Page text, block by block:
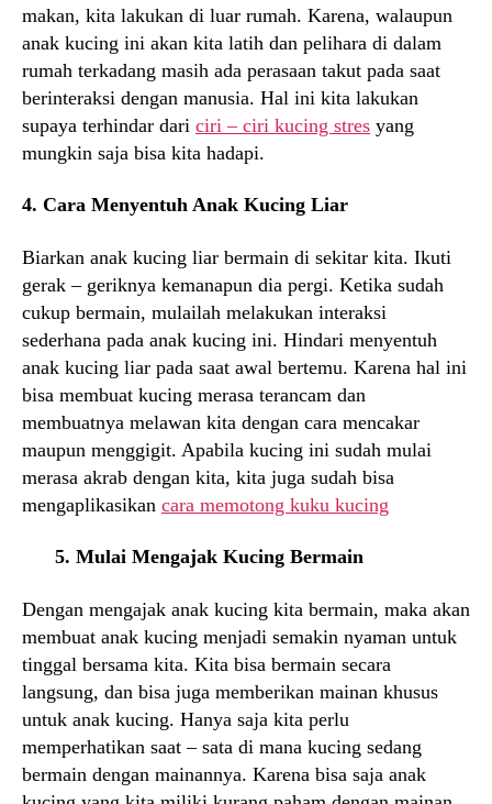
makan, kita lakukan di luar rumah. Karena, walaupun
anak kucing ini akan kita latih dan pelihara di dalam
rumah terkadang masih ada perasaan takut pada saat
berinteraksi dengan manusia. Hal ini kita lakukan
supaya terhindar dari ciri – ciri kucing stres yang
mungkin saja bisa kita hadapi.
4. Cara Menyentuh Anak Kucing Liar
Biarkan anak kucing liar bermain di sekitar kita. Ikuti
gerak – geriknya kemanapun dia pergi. Ketika sudah
cukup bermain, mulailah melakukan interaksi
sederhana pada anak kucing ini. Hindari menyentuh
anak kucing liar pada saat awal bertemu. Karena hal ini
bisa membuat kucing merasa terancam dan
membuatnya melawan kita dengan cara mencakar
maupun menggigit. Apabila kucing ini sudah mulai
merasa akrab dengan kita, kita juga sudah bisa
mengaplikasikan cara memotong kuku kucing
5. Mulai Mengajak Kucing Bermain
Dengan mengajak anak kucing kita bermain, maka akan
membuat anak kucing menjadi semakin nyaman untuk
tinggal bersama kita. Kita bisa bermain secara
langsung, dan bisa juga memberikan mainan khusus
untuk anak kucing. Hanya saja kita perlu
memperhatikan saat – sata di mana kucing sedang
bermain dengan mainannya. Karena bisa saja anak